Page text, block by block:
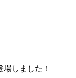
しました！